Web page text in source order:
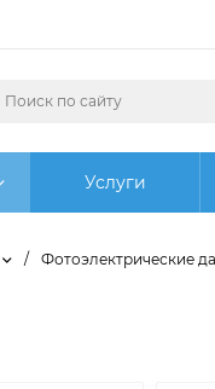
Услуги
/ Фотоэлектрические